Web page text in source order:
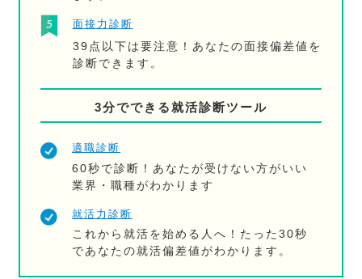
面接力診断
39点以下は要注意！あなたの面接偏差値を
診断できます。
3分でできる就活診断ツール
適職診断
60秒で診断！あなたが受けない方がいい
業界・職種がわかります
就活力診断
これから就活を始める人へ！たった30秒
であなたの就活偏差値がわかります。